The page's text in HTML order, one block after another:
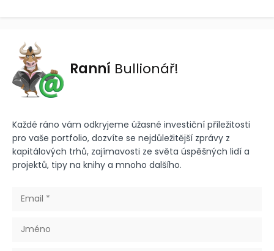
Ranní Bullionář!
Každé ráno vám odkryjeme úžasné investiční příležitosti
pro vaše portfolio, dozvíte se nejdůležitější zprávy z
kapitálových trhů, zajímavosti ze světa úspěšných lidí a
projektů, tipy na knihy a mnoho dalšího.